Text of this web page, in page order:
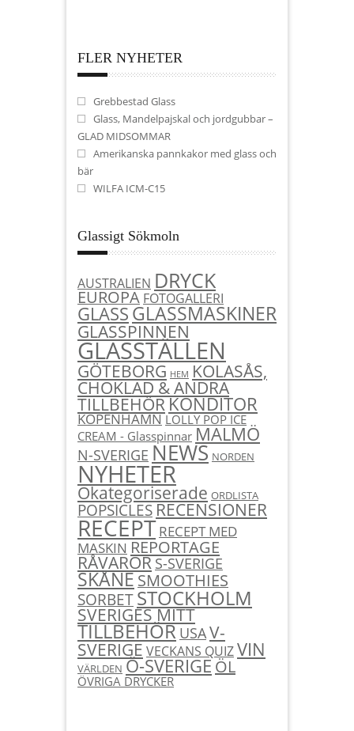
FLER NYHETER
Grebbestad Glass
Glass, Mandelpajskal och jordgubbar –
GLAD MIDSOMMAR
Amerikanska pannkakor med glass och
bär
WILFA ICM-C15
Glassigt Sökmoln
AUSTRALIEN DRYCK
EUROPA FOTOGALLERI
GLASSGLASSMASKINER
GLASSPINNEN
GLASSTÄLLEN
GÖTEBORG HEM KOLASÅS,
CHOKLAD & ANDRA
TILLBEHÖRKONDITOR
KÖPENHAMN LOLLY POP ICE
CREAM - Glasspinnar MALMÖ
N-SVERIGE NEWS NORDEN
NYHETER
Okategoriserade ORDLISTA
POPSICLESRECENSIONER
RECEPT RECEPT MED
MASKIN REPORTAGE
RÅVARORS-SVERIGE
SKÅNESMOOTHIES
SORBETSTOCKHOLM
SVERIGES MITT
TILLBEHÖR USAV-
SVERIGEVECKANS QUIZVIN
VÄRLDEN Ö-SVERIGEÖL
ÖVRIGA DRYCKER